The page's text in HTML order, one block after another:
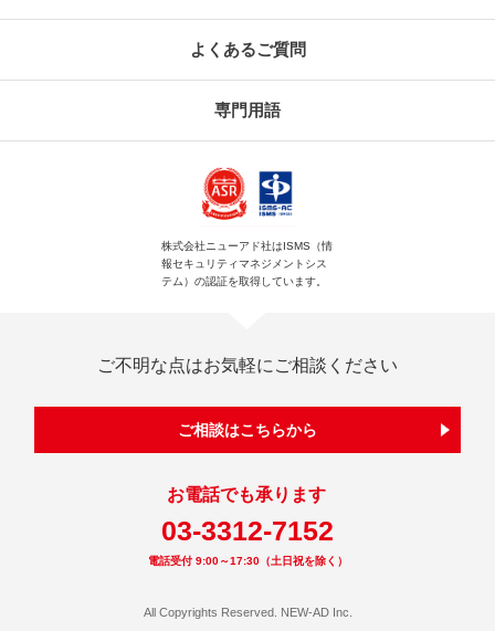
よくあるご質問
専門用語
株式会社ニューアド社はISMS（情
報セキュリティマネジメントシス
テム）の認証を取得しています。
ご不明な点はお気軽にご相談ください
ご相談はこちらから
お電話でも承ります
03-3312-7152
電話受付 9:00～17:30（土日祝を除く）
All Copyrights Reserved. NEW-AD Inc.